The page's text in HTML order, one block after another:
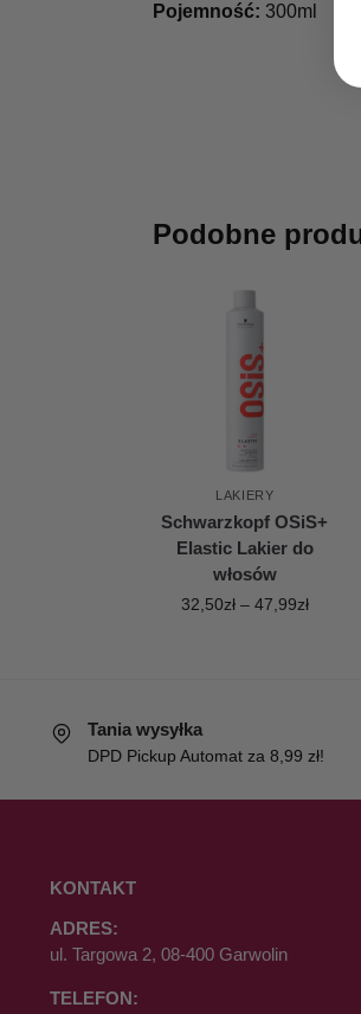
Pojemność: 300ml
Podobne
LAKIERY
Schwarzkopf OSiS+
Elastic Lakier do
włosów
32,50zł – 47,99zł
Tania wysyłka
DPD Pickup Automat za 8,99 zł!
KONTAKT
ADRES:
ul. Targowa 2, 08-400 Garwolin
TELEFON: